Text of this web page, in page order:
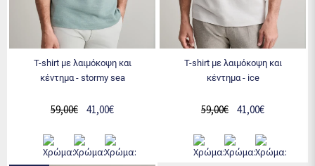
t-shirt με λαιμόκοψη και
κέντημα - stormy sea
41,00€
59,00€
t-shirt με λαιμόκοψη και
κέντημα - ice
41,00€
59,00€